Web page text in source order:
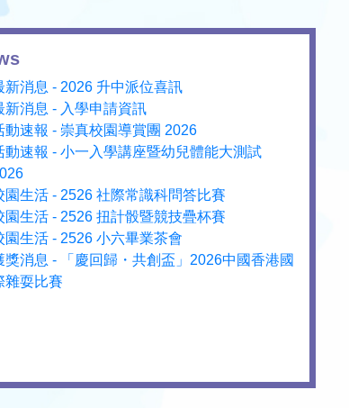
新消息 - 2026 升中派位喜訊
新消息 - 入學申請資訊
動速報 - 崇真校園導賞團 2026
動速報 - 小一入學講座暨幼兒體能大測試
園生活 - 2526 社際常識科問答比賽
園生活 - 2526 扭計骰暨競技疊杯賽
園生活 - 2526 小六畢業茶會
獎消息 - 「慶回歸・共創盃」2026中國香港國
雜耍比賽